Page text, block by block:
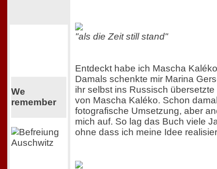
We
remember
"als die Zeit still stand"
Entdeckt habe ich Mascha
Damals schenkte mir Marina
ihr selbst ins Russisch
von Mascha Kaléko. Schon
fotografische Umsetzung, aber
mich auf. So lag das Buch viele
ohne dass ich meine Idee